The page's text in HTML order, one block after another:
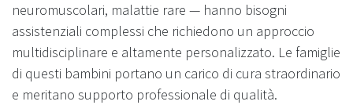
neuromuscolari, malattie rare — hanno bisogni
assistenziali complessi che richiedono un approccio
multidisciplinare e altamente personalizzato. Le famiglie
di questi bambini portano un carico di cura straordinario
e meritano supporto professionale di qualità.